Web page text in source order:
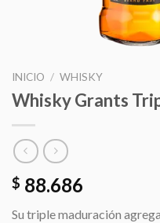
INICIO / WHISKY
Whisky Grants
$ 88.686
Su triple maduración